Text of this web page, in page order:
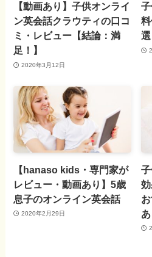
【動画あり】子供オンライ
ン英会話クラウティの口コ
ミ・レビュー【結論：満
足！】
2020年3月12日
選
【hanaso kids・専門家が
レビュー・動画あり】5歳
息子のオンライン英会話
2020年2月29日
あ